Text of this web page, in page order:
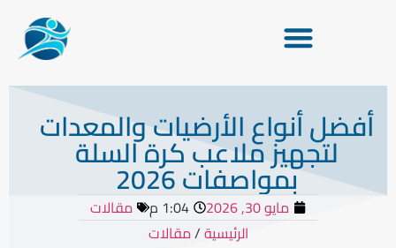
أفضل أنواع الأرضيات والمعدات
لتجهيز ملاعب كرة السلة
بمواصفات 2026
مايو 30, 2026 1:04 م
مقالات
الرئيسية/مقالات